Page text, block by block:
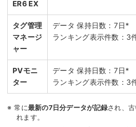
ER6 EX
タグ管理
マネージ
ャー
データ 保持日数：7日*
ランキング表示件数：3
PVモニ
ター
データ 保持日数：7日*
ランキング表示件数：3
常に最新の7日分データが記録され、
れます。